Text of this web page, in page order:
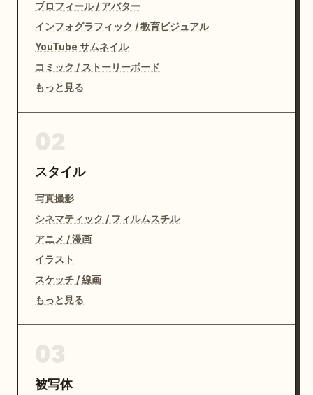
プロフィール / アバター
インフォグラフィック / 教育ビジュアル
YouTube サムネイル
コミック / ストーリーボード
もっと見る
スタイル
写真撮影
シネマティック / フィルムスチル
アニメ / 漫画
イラスト
スケッチ / 線画
もっと見る
被写体